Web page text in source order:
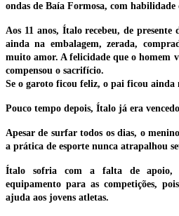
ondas de Baía Formosa, com habilidade
Aos 11 anos, Ítalo recebeu, de
ainda na embalagem, zerada,
muito amor. A felicidade que o homem
compensou o sacrifício.
Se o garoto ficou feliz, o pai ficou ainda
Pouco tempo depois, Ítalo já era
Apesar de surfar todos os dias, o
a prática de esporte nunca atrapalhou
Ítalo sofria com a falta de apoio,
equipamento para as competições,
ajuda aos jovens atletas.